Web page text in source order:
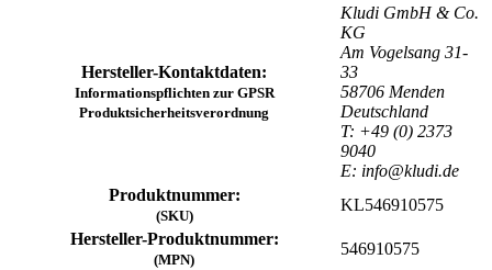
Hersteller-Kontaktdaten:
Informationspflichten zur GPSR
Produktsicherheitsverordnung
Kludi GmbH & Co.
KG
Am Vogelsang 31-
33
58706 Menden
Deutschland
T: +49 (0) 2373
9040
E: info@kludi.de
Produktnummer:
(SKU)
KL546910575
Hersteller-Produktnummer:
(MPN)
546910575